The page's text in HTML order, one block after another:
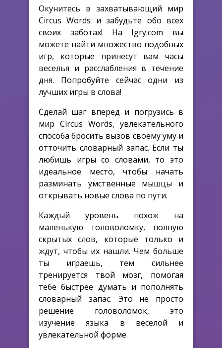
Окунитесь в захватывающий мир
Circus Words и забудьте обо всех
своих заботах! На Igry.com вы
можете найти множество подобных
игр, которые принесут вам часы
веселья и расслабления в течение
дня. Попробуйте сейчас одни из
лучших игры в слова!
Сделай шаг вперед и погрузись в
мир Circus Words, увлекательного
способа бросить вызов своему уму и
отточить словарный запас. Если ты
любишь игры со словами, то это
идеальное место, чтобы начать
разминать умственные мышцы и
открывать новые слова по пути.
Каждый уровень похож на
маленькую головоломку, полную
скрытых слов, которые только и
ждут, чтобы их нашли. Чем больше
ты играешь, тем сильнее
тренируется твой мозг, помогая
тебе быстрее думать и пополнять
словарный запас. Это не просто
решение головоломок, это
изучение языка в веселой и
увлекательной форме.